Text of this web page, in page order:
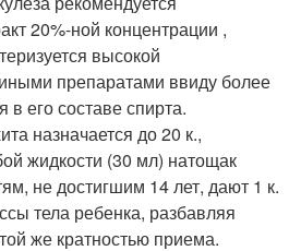
20%-ной концентрации ,
высокой
препаратами ввиду более
в его составе спирта.
назначается до 20 к.,
жидкости (30 мл) натощак
не достигшим 14 лет, дают 1 к.
тела ребенка, разбавляя
же кратностью приема.